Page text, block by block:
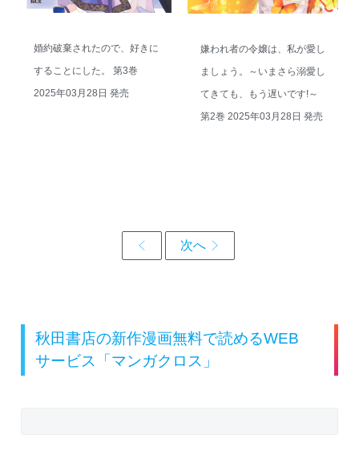
婚約破棄されたので、好きに
することにした。 第3巻
2025年03月28日 発売
嫌われ者の令嬢は、私が愛し
ましょう。～いまさら溺愛し
てきても、もう遅いです!～
第2巻 2025年03月28日 発売
秋田書店の新作漫画無料で読めるWEB
サービス「マンガクロス」